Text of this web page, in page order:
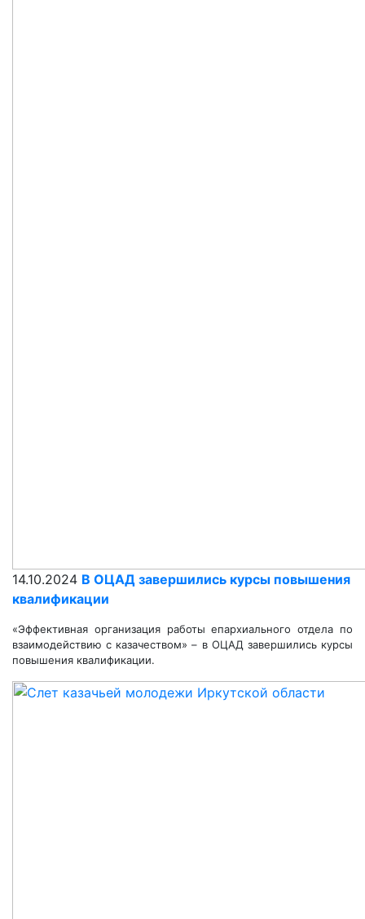
14.10.2024 В ОЦАД завершились курсы повышения
квалификации
«Эффективная организация работы епархиального отдела по
взаимодействию с казачеством» – в ОЦАД завершились курсы
повышения квалификации.